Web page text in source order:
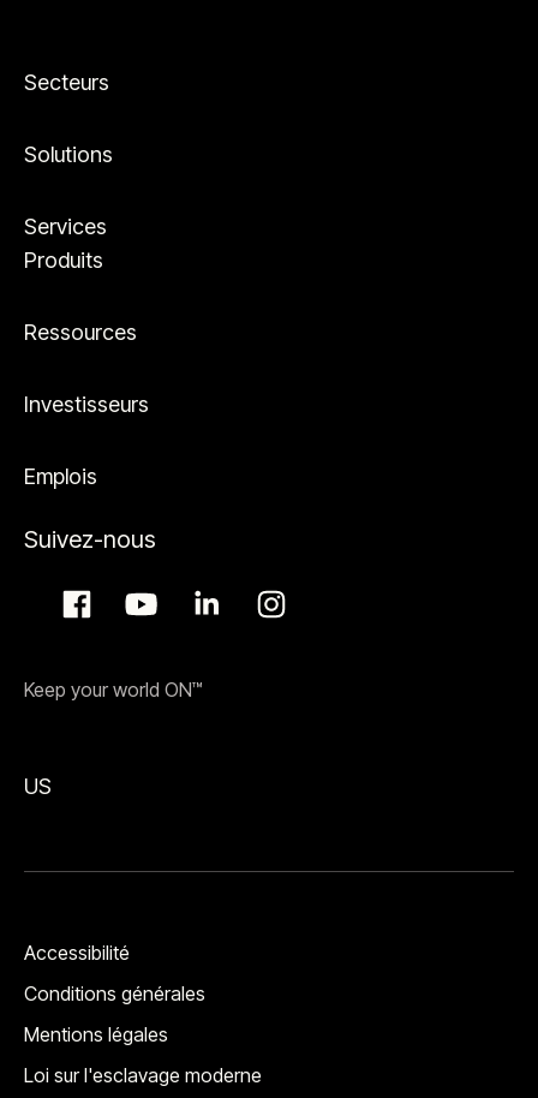
Secteurs
Solutions
Services
Produits
Ressources
Investisseurs
Emplois
Suivez-nous
Keep your world ON™
US
Accessibilité
Conditions générales
Mentions légales
Loi sur l'esclavage moderne